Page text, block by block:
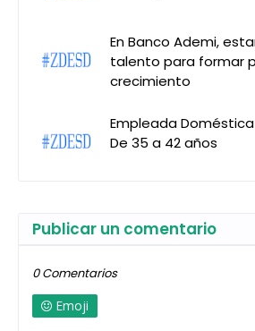
En Banco Ademi,
talento para formar
crecimiento
Empleada Doméstica
De 35 a 42 años
Publicar un comentario
0 Comentarios
Emoji